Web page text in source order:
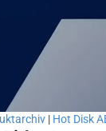
| Hot Disk